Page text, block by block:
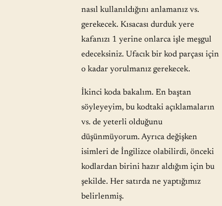
nasıl kullanıldığını anlamanız vs.
gerekecek. Kısacası durduk yere
kafanızı 1 yerine onlarca işle meşgul
edeceksiniz. Ufacık bir kod parçası için
o kadar yorulmanız gerekecek.
İkinci koda bakalım. En baştan
söyleyeyim, bu kodtaki açıklamaların
vs. de yeterli olduğunu
düşünmüyorum. Ayrıca değişken
isimleri de İngilizce olabilirdi, önceki
kodlardan birini hazır aldığım için bu
şekilde. Her satırda ne yaptığımız
belirlenmiş.